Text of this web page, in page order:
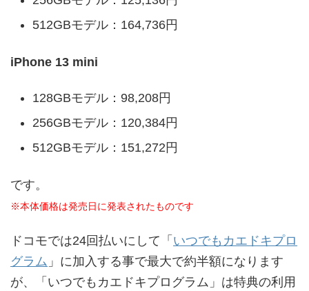
512GBモデル：164,736円
iPhone 13 mini
128GBモデル：98,208円
256GBモデル：120,384円
512GBモデル：151,272円
です。
※本体価格は発売日に発表されたものです
ドコモでは24回払いにして「 いつでもカエドキプロ
グラム 」に加入する事で最大で約半額になります
が、「いつでもカエドキプログラム」は特典の利用